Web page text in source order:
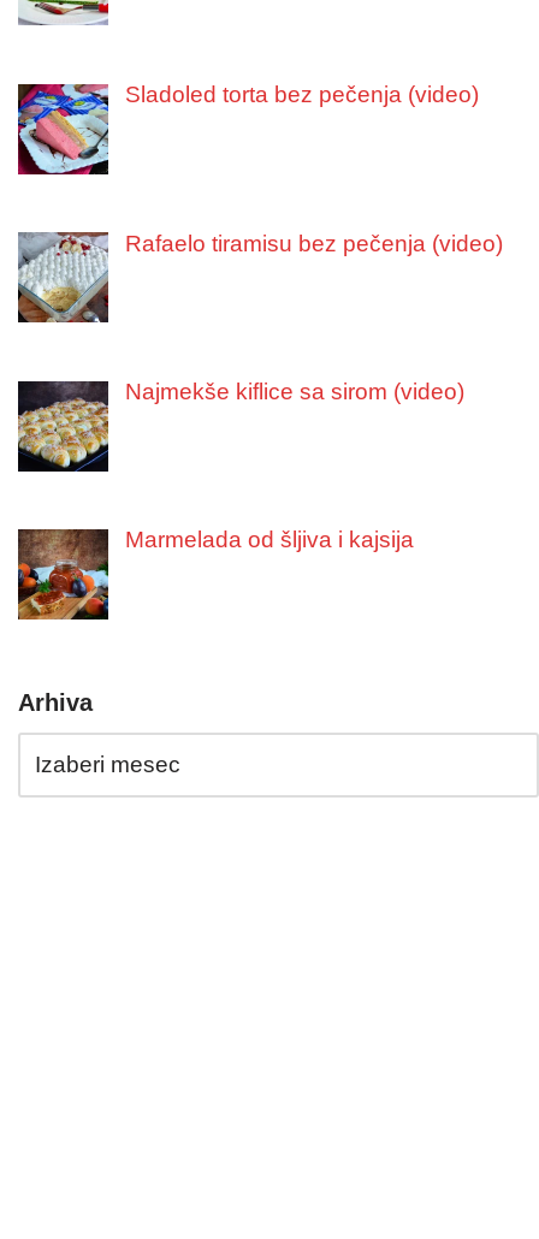
Sladoled torta bez pečenja (video)
Rafaelo tiramisu bez pečenja (video)
Najmekše kiflice sa sirom (video)
Marmelada od šljiva i kajsija
Arhiva